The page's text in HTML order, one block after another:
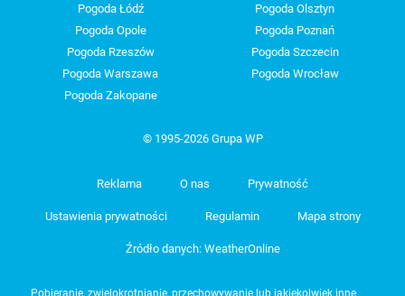
Pogoda Łódź
Pogoda Olsztyn
Pogoda Opole
Pogoda Poznań
Pogoda Rzeszów
Pogoda Szczecin
Pogoda Warszawa
Pogoda Wrocław
Pogoda Zakopane
© 1995-2026 Grupa WP
Reklama O nas Prywatność
Ustawienia prywatności Regulamin Mapa strony
Źródło danych: WeatherOnline
Pobieranie, zwielokrotnianie, przechowywanie lub jakiekolwiek inne